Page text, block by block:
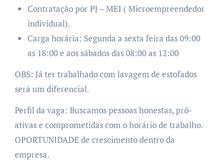
Contratação por PJ – MEI ( Microempreendedor
individual).
Carga horária: Segunda a sexta feira das 09:00
as 18:00 e aos sábados das 08:00 as 12:00
OBS: Já ter trabalhado com lavagem de estofados
será um diferencial.
Perfil da vaga: Buscamos pessoas honestas, pró-
ativas e comprometidas com o horário de trabalho.
OPORTUNIDADE de crescimento dentro da
empresa.